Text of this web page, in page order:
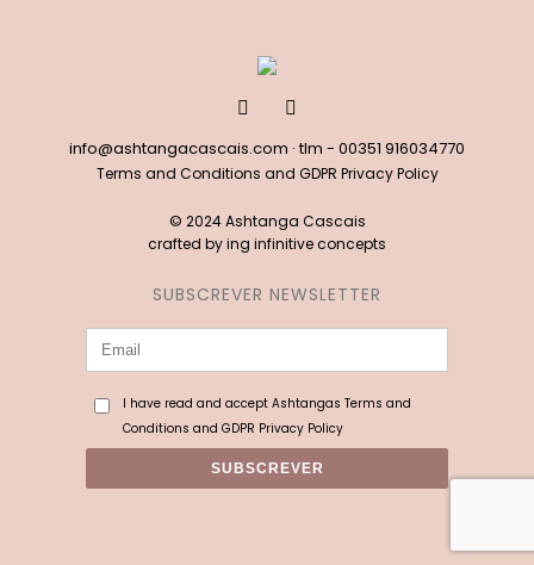
info@ashtangacascais.com · tlm - 00351 916034770
Terms and Conditions and GDPR Privacy Policy
© 2024 Ashtanga Cascais
crafted bying infinitive concepts
SUBSCREVER NEWSLETTER
I have read and accept Ashtangas Terms and
Conditions and GDPR Privacy Policy